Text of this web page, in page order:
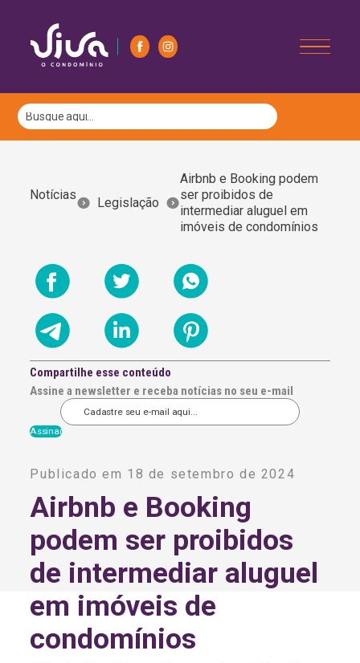
Notícias
Legislação
Airbnb e Booking podem
ser proibidos de
intermediar aluguel em
imóveis de condomínios
Compartilhe esse conteúdo
Assine a newsletter e receba notícias no seu e-mail
t
n
i
v
:
Publicado em 18 de setembro de 2024
Airbnb e Booking
podem ser proibidos
de intermediar aluguel
em imóveis de
condomínios